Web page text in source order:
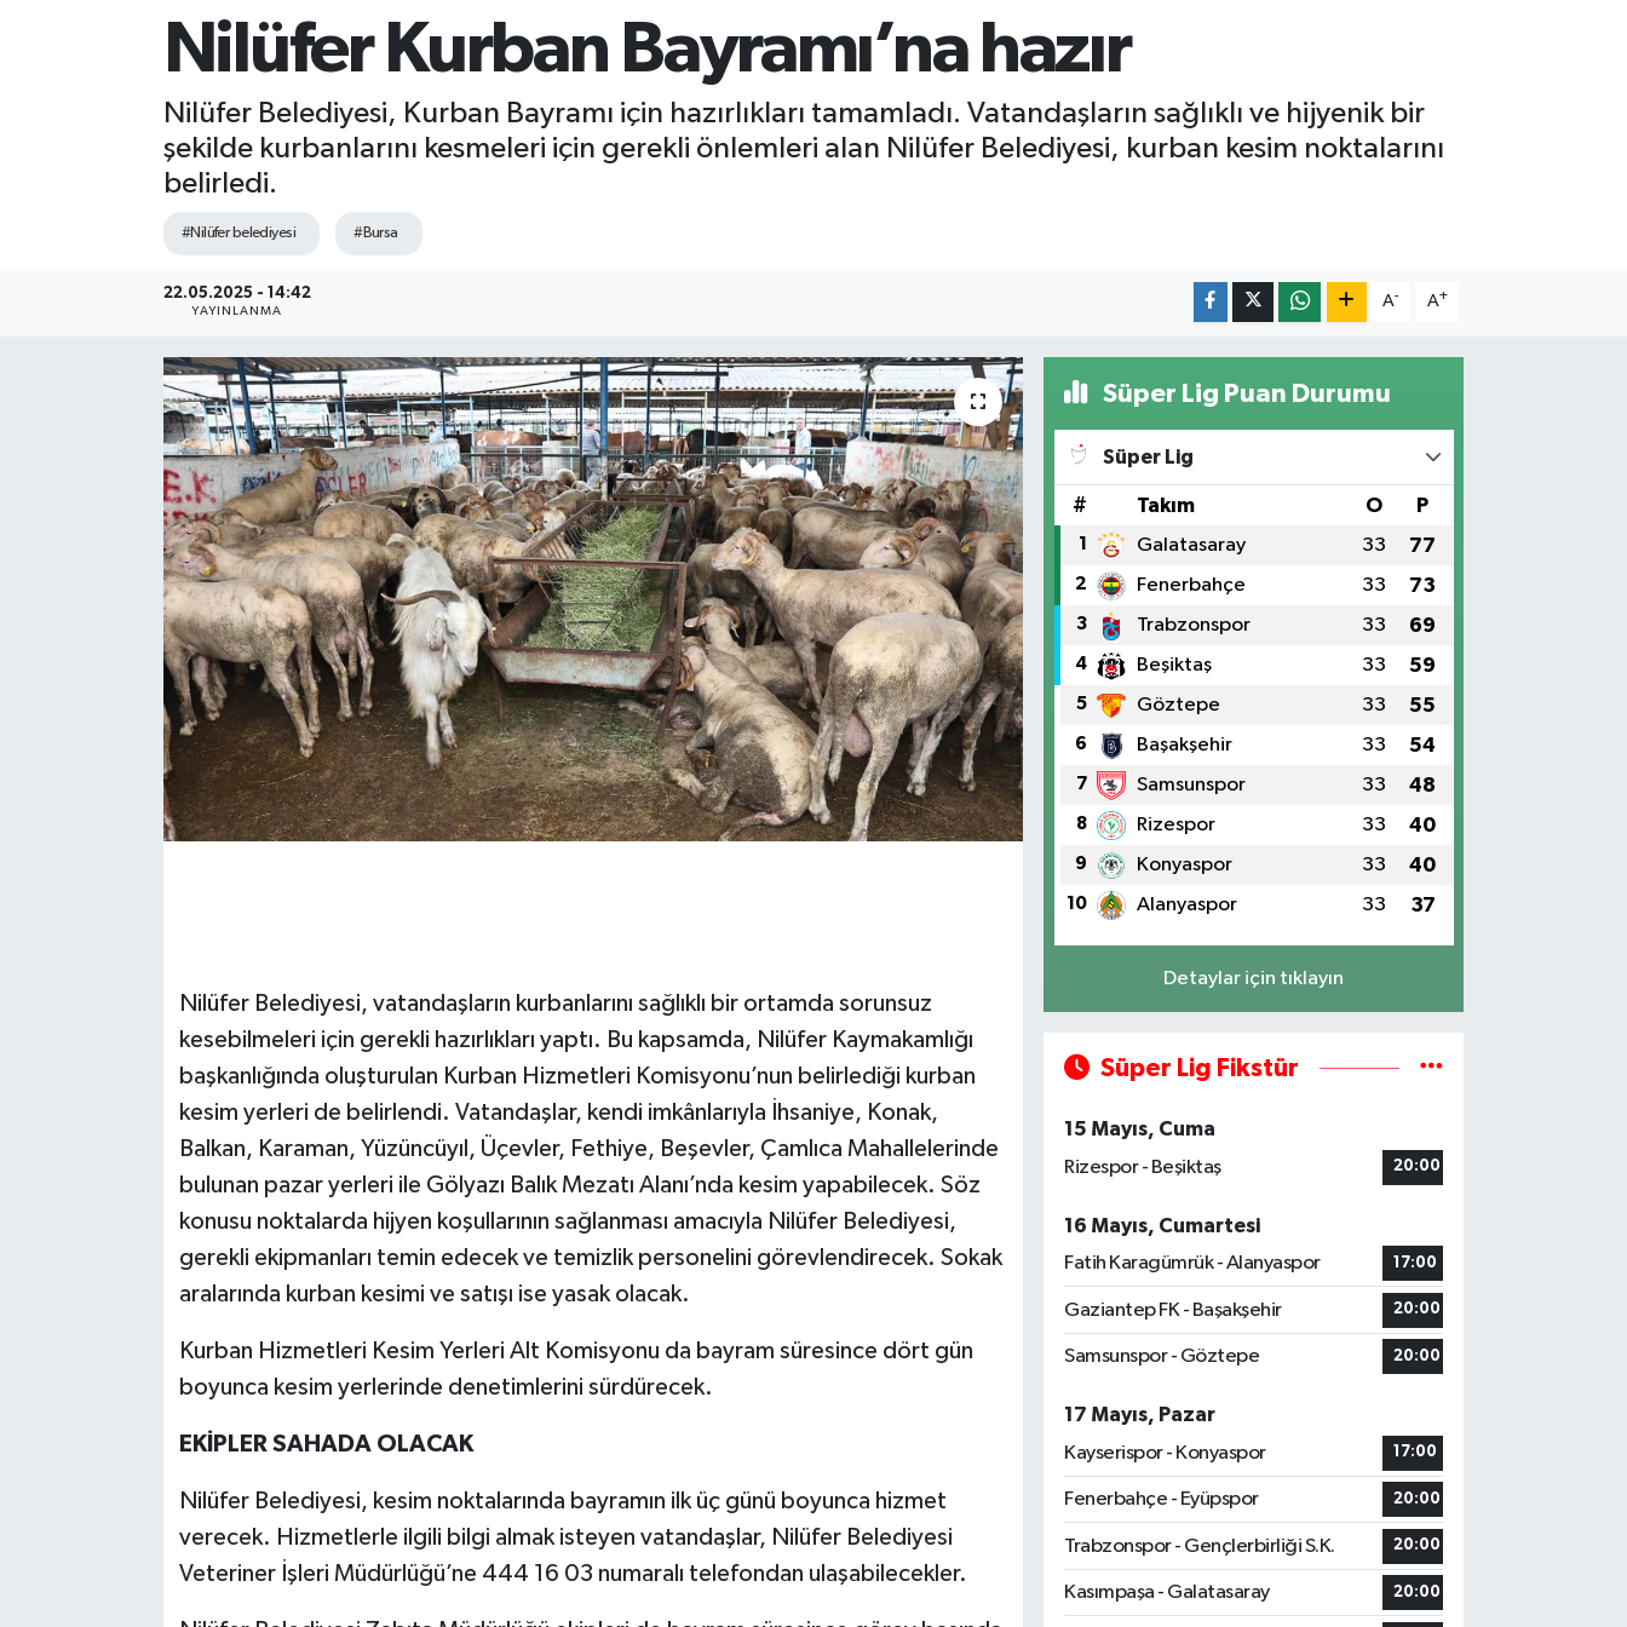
Nilüfer Kurban Bayramı’na hazır
Nilüfer Belediyesi, Kurban Bayramı için hazırlıkları tamamladı. Vatandaşların sağlıklı ve hijyenik bir
şekilde kurbanlarını kesmeleri için gerekli önlemleri alan Nilüfer Belediyesi, kurban kesim noktalarını
belirledi.
#Nilüfer belediyesi #Bursa
22.05.2025 - 14:42
YAYINLANMA
A- A+
Nilüfer Belediyesi, vatandaşların kurbanlarını sağlıklı bir ortamda sorunsuz
kesebilmeleri için gerekli hazırlıkları yaptı. Bu kapsamda, Nilüfer Kaymakamlığı
başkanlığında oluşturulan Kurban Hizmetleri Komisyonu’nun belirlediği kurban
kesim yerleri de belirlendi. Vatandaşlar, kendi imkânlarıyla İhsaniye, Konak,
Balkan, Karaman, Yüzüncüyıl, Üçevler, Fethiye, Beşevler, Çamlıca Mahallelerinde
bulunan pazar yerleri ile Gölyazı Balık Mezatı Alanı’nda kesim yapabilecek. Söz
konusu noktalarda hijyen koşullarının sağlanması amacıyla Nilüfer Belediyesi,
gerekli ekipmanları temin edecek ve temizlik personelini görevlendirecek. Sokak
aralarında kurban kesimi ve satışı ise yasak olacak.
Kurban Hizmetleri Kesim Yerleri Alt Komisyonu da bayram süresince dört gün
boyunca kesim yerlerinde denetimlerini sürdürecek.
EKİPLER SAHADA OLACAK
Nilüfer Belediyesi, kesim noktalarında bayramın ilk üç günü boyunca hizmet
verecek. Hizmetlerle ilgili bilgi almak isteyen vatandaşlar, Nilüfer Belediyesi
Veteriner İşleri Müdürlüğü’ne 444 16 03 numaralı telefondan ulaşabilecekler.
Süper Lig Puan Durumu
Süper Lig
# Takım O P
1 Galatasaray 33 77
2 Fenerbahçe 33 73
3 Trabzonspor 33 69
4 Beşiktaş 33 59
5 Göztepe 33 55
6 Başakşehir 33 54
7 Samsunspor 33 48
8 Rizespor 33 40
9 Konyaspor 33 40
10 Alanyaspor 33 37
Detaylar için tıklayın
Süper Lig Fikstür
15 Mayıs, Cuma
Rizespor - Beşiktaş
20:00
16 Mayıs, Cumartesi
Fatih Karagümrük - Alanyaspor
17:00
Gaziantep FK - Başakşehir 20:00
Samsunspor - Göztepe 20:00
17 Mayıs, Pazar
Kayserispor - Konyaspor
17:00
Fenerbahçe - Eyüpspor 20:00
Trabzonspor - Gençlerbirliği S.K. 20:00
Kasımpaşa - Galatasaray 20:00